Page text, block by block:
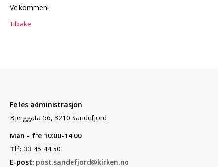
Velkommen!
Tilbake
Felles administrasjon
Bjerggata 56, 3210 Sandefjord
Man - fre 10:00-14:00
Tlf: 33 45 44 50
E-post: post.sandefjord@kirken.no